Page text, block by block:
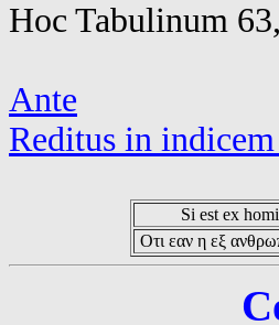
Hoc Tabulinum
Ante
Reditus in
Si est ex
Οτι εαν η εξ